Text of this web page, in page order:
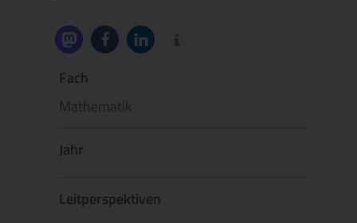
Fach
Mathematik
Jahr
Leitperspektiven